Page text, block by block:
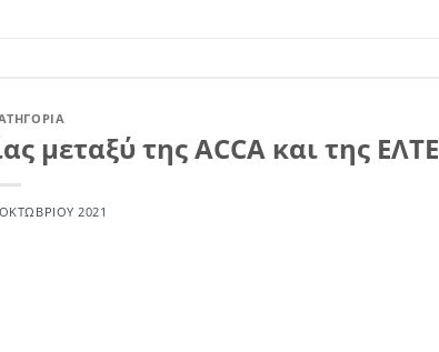
μεταξύ της ACCA και της ΕΛΤΕ
2021